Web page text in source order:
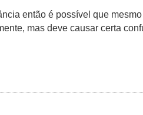
então é possível que
mas deve causar certa